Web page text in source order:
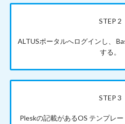
STEP 2
ALTUSポータルへログインし、
する。
STEP 3
Pleskの記載があるOS テンプレ